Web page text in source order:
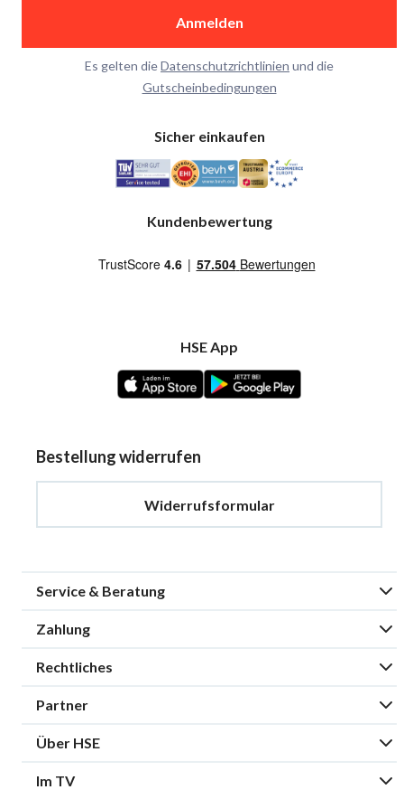
Anmelden
Es gelten dieDatenschutzrichtlinien und die
Gutscheinbedingungen
Sicher einkaufen
Kundenbewertung
HSE App
Bestellung widerrufen
Widerrufsformular
Service & Beratung
Zahlung
Rechtliches
Partner
Über HSE
Im TV